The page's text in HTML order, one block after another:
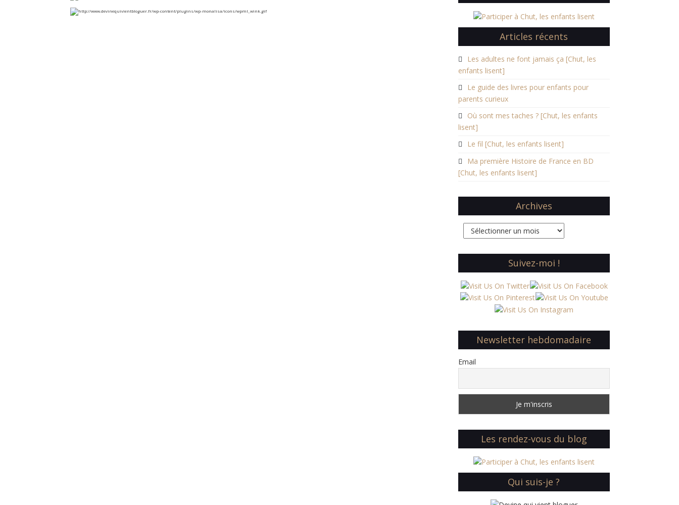
Articles récents
Les adultes ne font jamais ça [Chut, les
enfants lisent]
Le guide des livres pour enfants pour
parents curieux
Où sont mes taches ? [Chut, les enfants
lisent]
Le fil [Chut, les enfants lisent]
Ma première Histoire de France en BD
[Chut, les enfants lisent]
Archives
Archives
Suivez-moi !
Newsletter hebdomadaire
Email
Les rendez-vous du blog
Qui suis-je ?